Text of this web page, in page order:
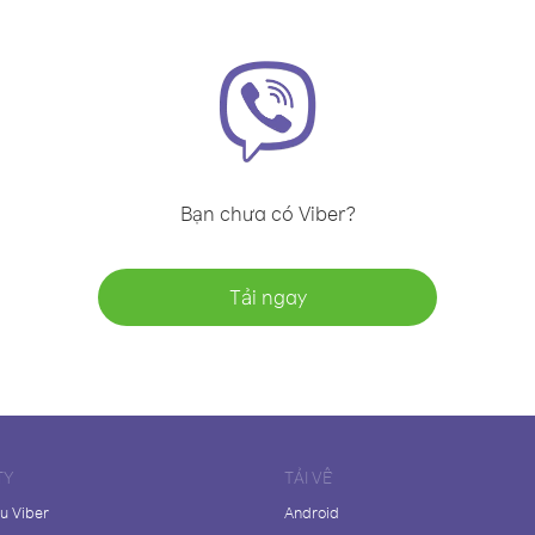
Bạn chưa có Viber?
Tải ngay
Viber
TẢI VỀ
Android